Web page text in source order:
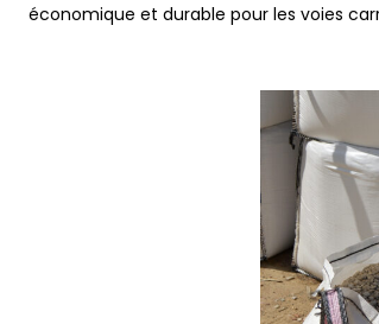
économique et durable pour les voies